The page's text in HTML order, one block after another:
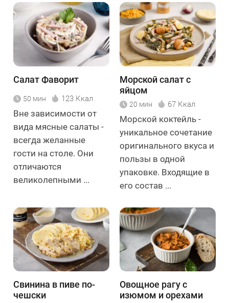
Салат Фаворит
50 мин 123 Ккал
Вне зависимости от
вида мясные салаты -
всегда желанные
гости на столе. Они
отличаются
великолепными ...
Морской салат с
яйцом
20 мин 67 Ккал
Морской коктейль -
уникальное сочетание
оригинального вкуса и
пользы в одной
упаковке. Входящие в
его состав ...
Свинина в пиве по-
чешски
Овощное рагу с
изюмом и орехами